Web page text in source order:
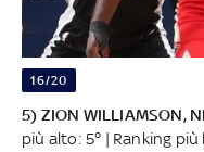
16/20
5) ZION WILLIAMSON,
più alto: 5° | Ranking più